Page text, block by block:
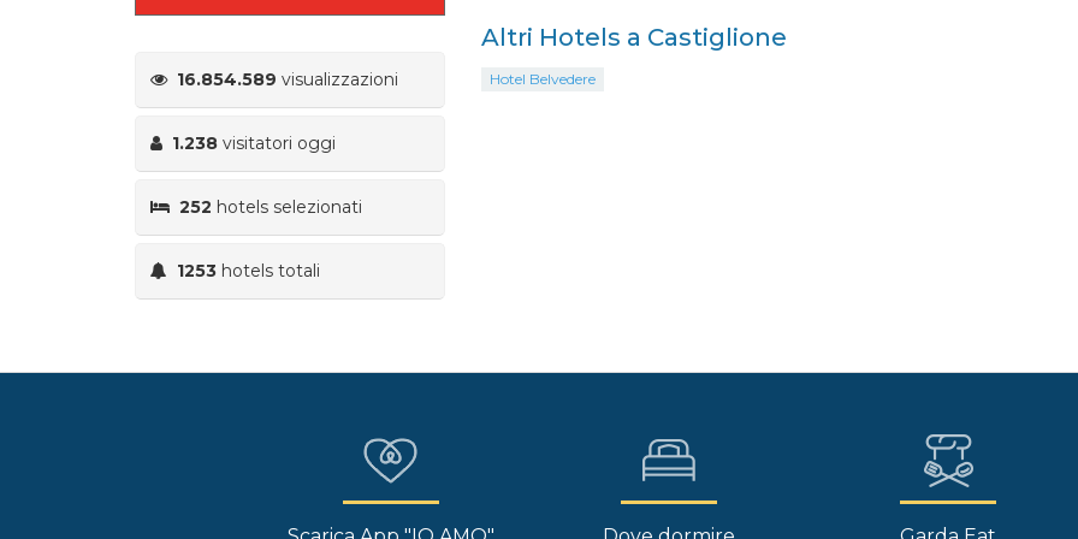
16.854.589 visualizzazioni
1.238 visitatori oggi
252 hotels selezionati
1253 hotels totali
Altri Hotels a Castiglione
Hotel Belvedere